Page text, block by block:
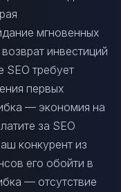
мгновенных
инвестиций
SEO требует
первых
— экономия на
за SEO
конкурент из
его обойти в
— отсутствие